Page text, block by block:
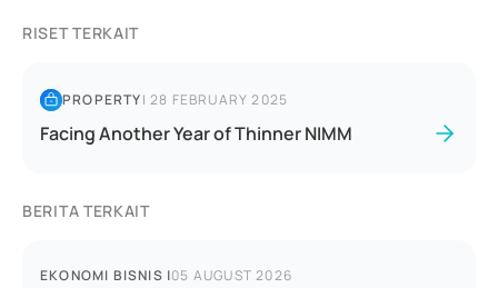
RISET TERKAIT
PROPERTY|28 FEBRUARY 2025
Facing Another Year of Thinner NIMM
BERITA TERKAIT
EKONOMI BISNIS |05 AUGUST 2026